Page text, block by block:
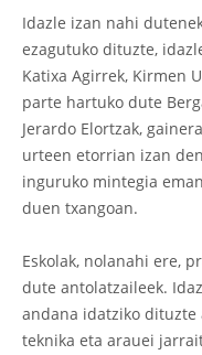
Idazle izan nahi
ezagutuko dituzte,
Katixa Agirrek, Kirmen
parte hartuko dute
Jerardo Elortzak,
urteen etorrian izan
inguruko mintegia
duen txangoan.
Eskolak, nolanahi ere,
dute antolatzaileek.
andana idatziko dituzte
teknika eta arauei